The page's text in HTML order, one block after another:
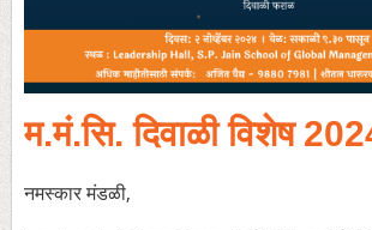
म.मं.सि. दिवाळी विशेष
नमस्कार मंडळी,